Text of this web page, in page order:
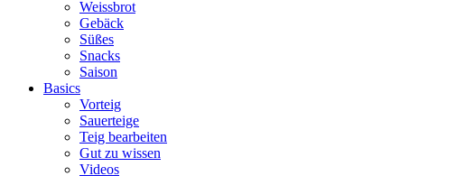
Weissbrot
Gebäck
Süßes
Snacks
Saison
Basics
Vorteig
Sauerteige
Teig bearbeiten
Gut zu wissen
Videos